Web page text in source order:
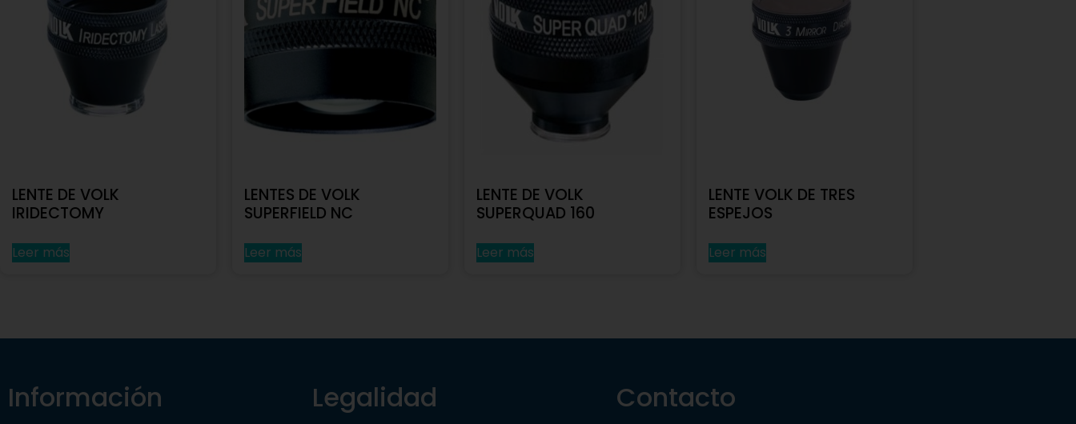
LENTE DE VOLK
IRIDECTOMY
Leer más
LENTES DE VOLK
SUPERFIELD NC
Leer más
LENTE DE VOLK
SUPERQUAD 160
Leer más
LENTE VOLK DE TRES
ESPEJOS
Leer más
Información Legalidad Contacto